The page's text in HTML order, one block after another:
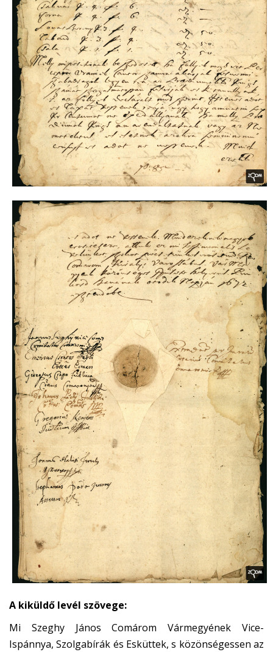
A kiküldő levél szövege:
Mi Szeghy János Comárom Vármegyének Vice-
Ispánnya, Szolgabírák és Esküttek, s közönségessen az